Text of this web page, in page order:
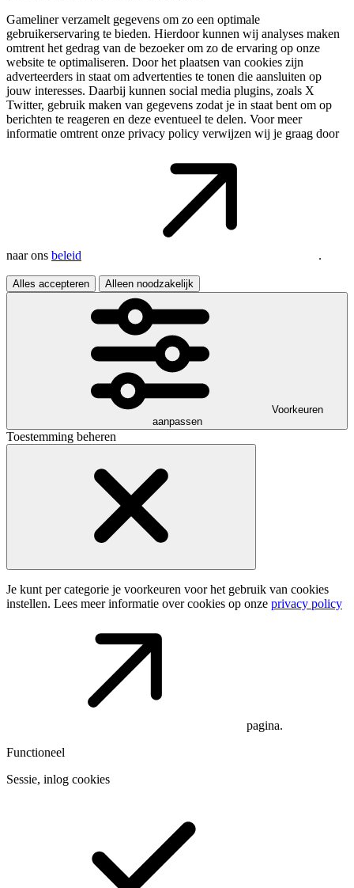
Gameliner verzamelt gegevens om zo een optimale
gebruikerservaring te bieden. Hierdoor kunnen wij analyses maken
omtrent het gedrag van de bezoeker om zo de ervaring op onze
website te optimaliseren. Door het plaatsen van cookies zijn
adverteerders in staat om advertenties te tonen die aansluiten op
jouw interesses. Daarbij kunnen social media plugins, zoals X
Twitter, gebruik maken van gegevens zodat je in staat bent om op
berichten te reageren en deze eventueel te delen. Voor meer
informatie omtrent onze privacy policy verwijzen wij je graag door
naar ons beleid .
Alles accepteren Alleen noodzakelijk
Voorkeuren
aanpassen
Toestemming beheren
Je kunt per categorie je voorkeuren voor het gebruik van cookies
instellen. Lees meer informatie over cookies op onze privacy policy
pagina.
Functioneel
Sessie, inlog cookies